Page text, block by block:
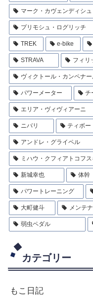
マーク・カヴェンディシュ
プリモシュ・ログリッチ
TREK e-bike
STRAVA フィリ
ヴィクトール・カンペナー
パワーメーター チ
エリア・ヴィヴィアーニ
ニバリ ティボー
アンドレ・グライペル
ミハウ・クフィアトコフス
新城幸也 体幹
パワートレーニング
大町健斗 メンテ
弱虫ペダル
カテゴリー
もこ日記